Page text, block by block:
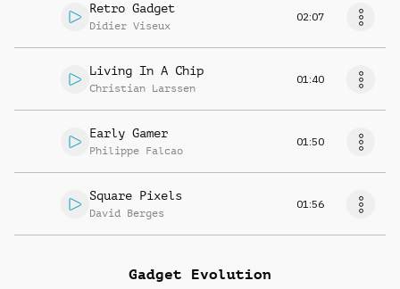
Retro Gadget
Didier Viseux
02:07
Living In A Chip
Christian Larssen
01:40
Early Gamer
Philippe Falcao
01:50
Square Pixels
David Berges
01:56
Gadget Evolution